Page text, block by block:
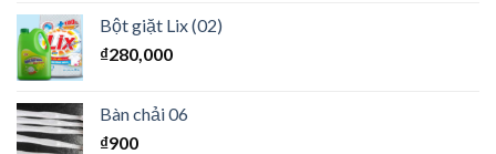
Bột giặt Lix (02)
₫280,000
Bàn chải 06
₫900